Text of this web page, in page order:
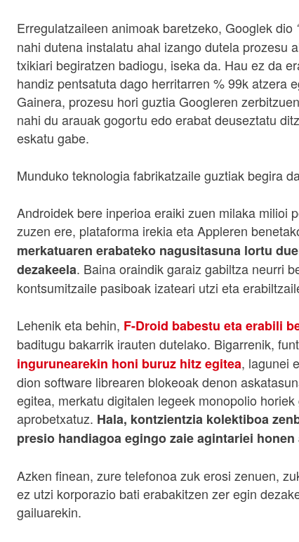
Erregulatzaileen animoak baretzeko, Googlek dio
nahi dutena instalatu ahal izango dutela prozesu
txikiari begiratzen badiogu, iseka da. Hau ez da
handiz pentsatuta dago herritarren % 99k atzera
Gainera, prozesu hori guztia Googleren
nahi du arauak gogortu edo erabat deuseztatu
eskatu gabe.
Munduko teknologia fabrikatzaile guztiak begira
Androidek bere inperioa eraiki zuen milaka milioi
zuzen ere, plataforma irekia eta Appleren
merkatuaren erabateko nagusitasuna lortu
dezakeela. Baina oraindik garaiz gabiltza neurri
kontsumitzaile pasiboak izateari utzi eta
Lehenik eta behin, F-Droid babestu eta erabili
baditugu bakarrik irauten dutelako. Bigarrenik,
ingurunearekin honi buruz hitz egitea, lagunei
dion software librearen blokeoak denon
egitea, merkatu digitalen legeek monopolio
aprobetxatuz. Hala, kontzientzia kolektiboa
presio handiagoa egingo zaie agintariei
Azken finean, zure telefonoa zuk erosi zenuen,
ez utzi korporazio bati erabakitzen zer egin
gailuarekin.